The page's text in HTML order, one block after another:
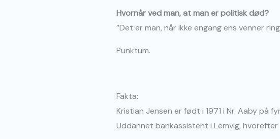
Hvornår ved man, at man er politisk død?
”Det er man, når ikke engang ens venner
Punktum.
Fakta:
Kristian Jensen er født i 1971 i Nr. Aaby på
Uddannet bankassistent i Lemvig, hvorefter